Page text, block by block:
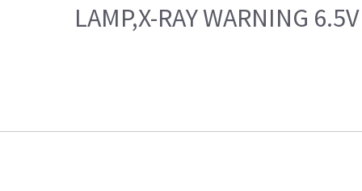
LAMP,X-RAY WARNING 6.5V